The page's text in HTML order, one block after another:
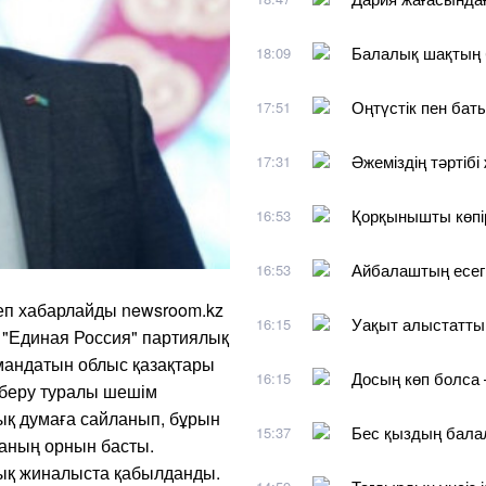
хабарлайды newsroom.kz
Россия" партиялық
облыс қазақтары
туралы шешім
думаға сайланып, бұрын
орнын басты.
жиналыста қабылданды.
18:09 Балалық шақтың
17:51 Оңтүстік пен
17:31 Әжеміздің
16:53 Қорқынышты
16:53 Айбалаштың
16:15 Уақыт
16:15 Досың көп болса
15:37 Бес қыздың